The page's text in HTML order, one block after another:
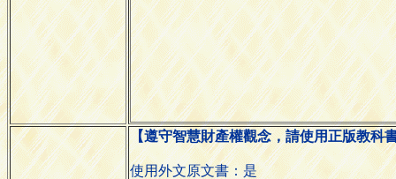
【遵守智慧財產權觀念，請使用正版教科
使用外文原文書：是